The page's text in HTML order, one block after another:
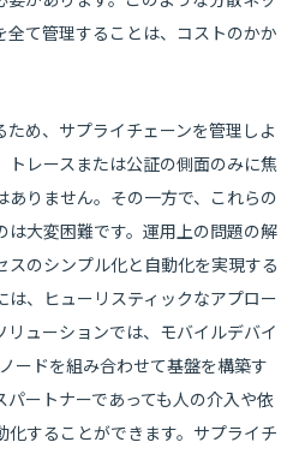
全て管理することは、コストのかか
め、サプライチェーンを管理しよ
トレースまたは公証の側面のみに焦
ありません。その一方で、これらの
は大変困難です。運用上の問題の解
のシンプル化と自動化を実現する
は、ヒューリスティックなアプロー
ューションでは、モバイルデバイ
ードを組み合わせて基盤を構築す
ートナーであっても人の介入や依
することができます。サプライチ